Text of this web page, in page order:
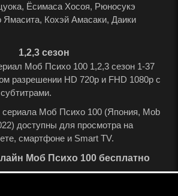
Ёсимаса Хосоя, Рюносукэ
Ямасита, Кохэй Амасаки, Даики
1,2,3 сезон
Моб Психо 100 1,2,3 сезон 1-37
разрешении HD 720p и FHD 1080p с
сериала Моб Психо 100 (Япония, Mob
доступны для просмотра на
смартфоне и Smart TV.
Моб Психо 100 бесплатно